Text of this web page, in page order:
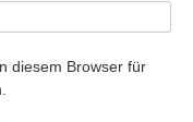
diesem Browser für